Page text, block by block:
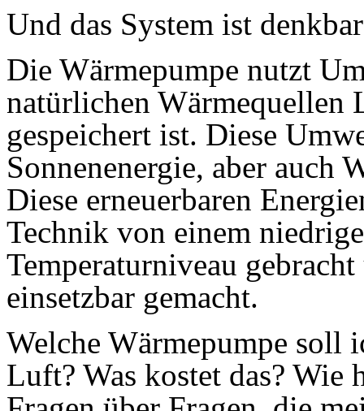
Und das System ist
Die Wärmepumpe nutzt
natürlichen Wärmequellen
gespeichert ist. Diese
Sonnenenergie, aber auch
Diese erneuerbaren
Technik von einem
Temperaturniveau
einsetzbar gemacht.
Welche Wärmepumpe soll
Luft? Was kostet das? Wie